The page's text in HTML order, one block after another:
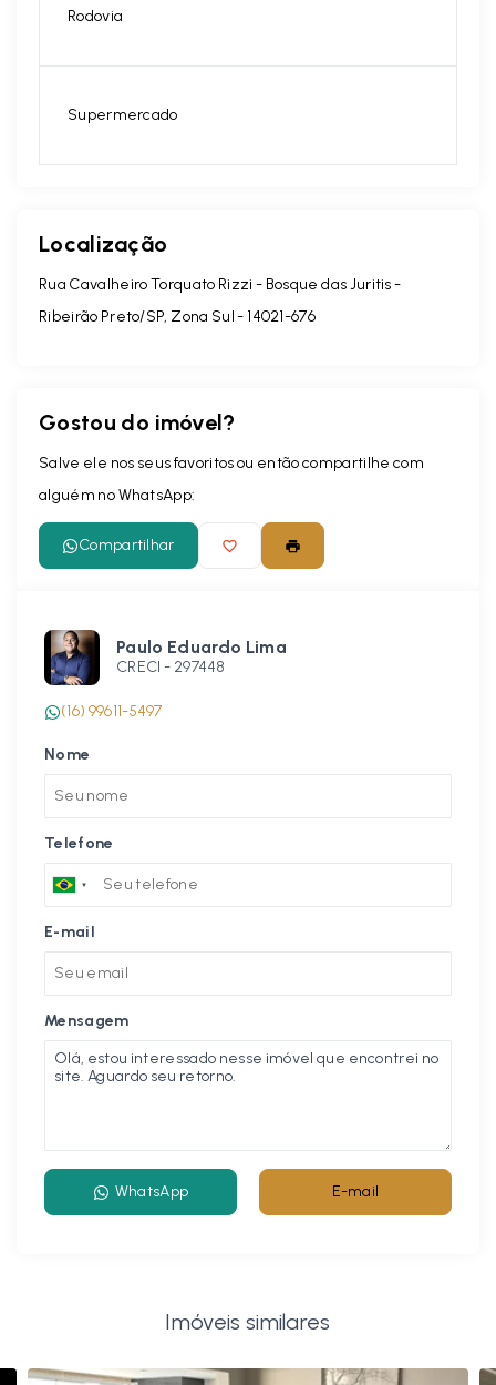
Rodovia
Supermercado
Localização
Rua Cavalheiro Torquato Rizzi - Bosque das Juritis -
Ribeirão Preto/SP, Zona Sul - 14021-676
Gostou do imóvel?
Salve ele nos seus favoritos ou então compartilhe com
alguém no WhatsApp:
Compartilhar
Paulo Eduardo Lima
CRECI - 297448
(16) 99611-5497
Nome
Telefone
E-mail
Mensagem
WhatsApp E-mail
Imóveis similares